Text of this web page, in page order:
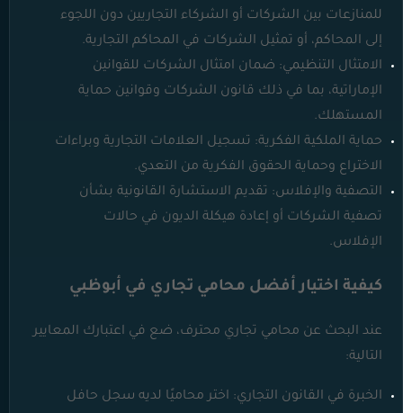
للمنازعات بين الشركات أو الشركاء التجاريين دون اللجوء
إلى المحاكم، أو تمثيل الشركات في المحاكم التجارية.
الامتثال التنظيمي: ضمان امتثال الشركات للقوانين
الإماراتية، بما في ذلك قانون الشركات وقوانين حماية
المستهلك.
حماية الملكية الفكرية: تسجيل العلامات التجارية وبراءات
الاختراع وحماية الحقوق الفكرية من التعدي.
التصفية والإفلاس: تقديم الاستشارة القانونية بشأن
تصفية الشركات أو إعادة هيكلة الديون في حالات
الإفلاس.
كيفية اختيار أفضل محامي تجاري في أبوظبي
عند البحث عن محامي تجاري محترف، ضع في اعتبارك المعايير
التالية:
الخبرة في القانون التجاري: اختر محاميًا لديه سجل حافل